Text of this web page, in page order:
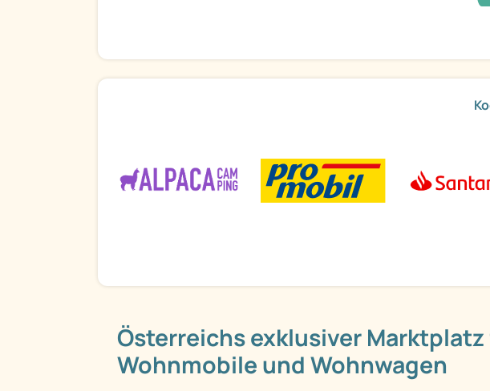
Österreichs exklusiver
Wohnmobile und Wohnwagen